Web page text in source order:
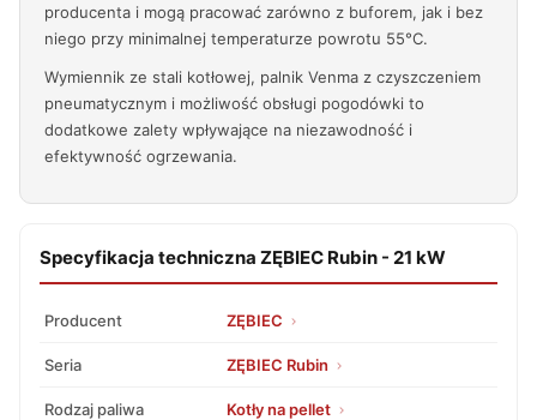
producenta i mogą pracować zarówno z buforem, jak i bez
niego przy minimalnej temperaturze powrotu 55°C.
Wymiennik ze stali kotłowej, palnik Venma z czyszczeniem
pneumatycznym i możliwość obsługi pogodówki to
dodatkowe zalety wpływające na niezawodność i
efektywność ogrzewania.
Specyfikacja techniczna ZĘBIEC Rubin - 21 kW
Producent ZĘBIEC
Seria ZĘBIEC Rubin
Rodzaj paliwa Kotły na pellet